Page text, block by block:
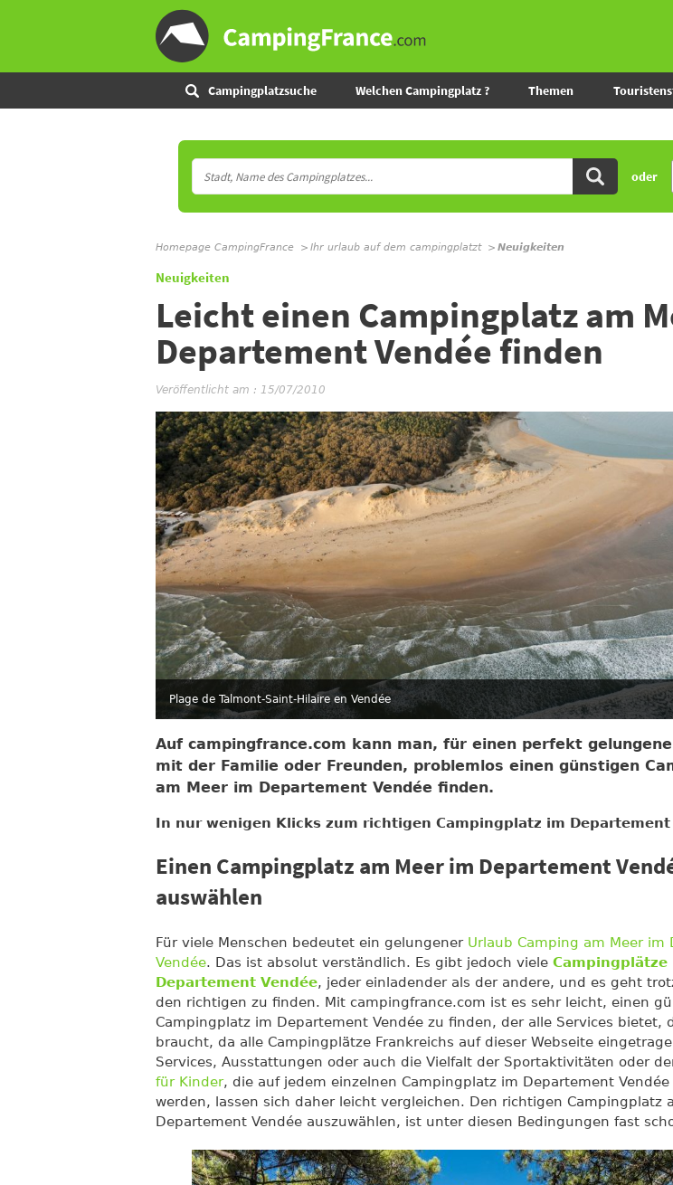
Campingplatzsuche Welchen Campingplatz ? Themen
oder
Homepage CampingFrance Ihr urlaub auf dem campingplatzt Neuigkeiten
Neuigkeiten
Leicht einen Campingplatz am
Departement Vendée finden
Veröffentlicht am : 15/07/2010
Plage de Talmont-Saint-Hilaire en Vendée
Auf campingfrance.com kann man, für einen perfekt
mit der Familie oder Freunden, problemlos einen günstigen
am Meer im Departement Vendée finden.
In nur wenigen Klicks zum richtigen Campingplatz im Departement
Einen Campingplatz am Meer im Departement
auswählen
Für viele Menschen bedeutet ein gelungener Urlaub Camping am Meer im
Vendée. Das ist absolut verständlich. Es gibt jedoch viele Campingplätze
Departement Vendée, jeder einladender als der andere, und es geht
den richtigen zu finden. Mit campingfrance.com ist es sehr leicht, einen
Campingplatz im Departement Vendée zu finden, der alle Services bietet,
braucht, da alle Campingplätze Frankreichs auf dieser Webseite
Services, Ausstattungen oder auch die Vielfalt der Sportaktivitäten oder
für Kinder, die auf jedem einzelnen Campingplatz im Departement
werden, lassen sich daher leicht vergleichen. Den richtigen Campingplatz
Departement Vendée auszuwählen, ist unter diesen Bedingungen fast